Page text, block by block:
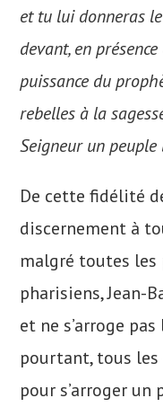
et tu lui donneras
devant, en
puissance du
rebelles à la
Seigneur un peuple
De cette fidélité
discernement à
malgré toutes les
pharisiens, Jean-
et ne s’arroge
pourtant, tous
pour s’arroger